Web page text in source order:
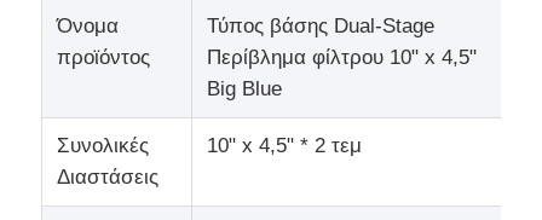
επαφή
Συστήματα RO
Όνομα
προϊόντος
Τύπος βάσης Dual-Stage
Περίβλημα φίλτρου 10" x 4,5"
Big Blue
Συνολικές
Διαστάσεις
10" x 4,5" * 2 τεμ